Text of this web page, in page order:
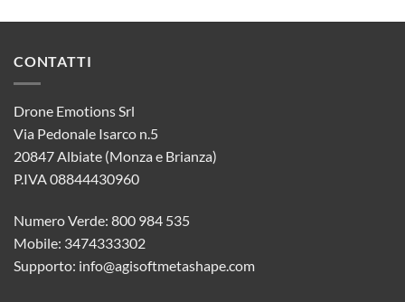
CONTATTI
Drone Emotions Srl
Via Pedonale Isarco n.5
20847 Albiate (Monza e Brianza)
P.IVA 08844430960
Numero Verde: 800 984 535
Mobile: 3474333302
Supporto: info@agisoftmetashape.com